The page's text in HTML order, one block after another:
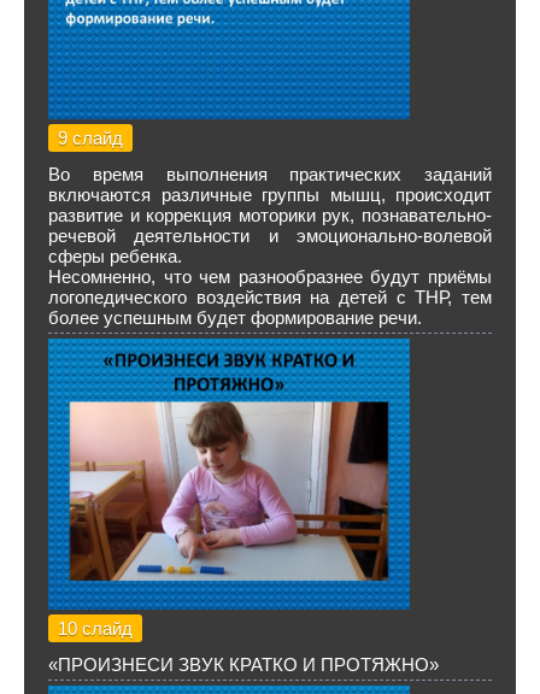
9 слайд
Во время выполнения практических заданий
включаются различные группы мышц, происходит
развитие и коррекция моторики рук, познавательно-
речевой деятельности и эмоционально-волевой
сферы ребенка.
Несомненно, что чем разнообразнее будут приёмы
логопедического воздействия на детей с ТНР, тем
более успешным будет формирование речи.
10 слайд
«ПРОИЗНЕСИ ЗВУК КРАТКО И ПРОТЯЖНО»